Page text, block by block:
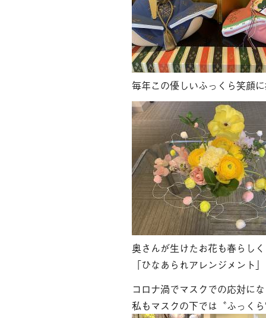
毎年この優しいふっくら笑顔
奥さんが生けたお花も春らし
「ひなあられアレンジメント
コロナ渦でマスクでの応対に
私もマスクの下では〝ふっく